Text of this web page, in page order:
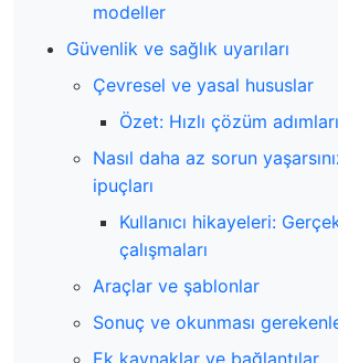
modeller
Güvenlik ve sağlık uyarıları
Çevresel ve yasal hususlar
Özet: Hızlı çözüm adımları
Nasıl daha az sorun
ipuçları
Kullanıcı hikayeleri:
çalışmaları
Araçlar ve şablonlar
Sonuç ve okunması
Ek kaynaklar ve bağlantılar